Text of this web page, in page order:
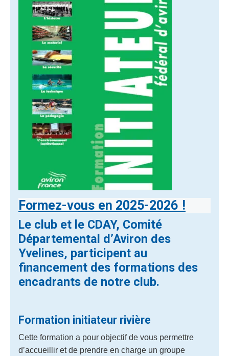
Formez-vous en 2025-2026 !
Le club et le CDAY, Comité
Départemental d’Aviron des
Yvelines, participent au
financement des formations des
encadrants de notre club.
Formation initiateur rivière
Cette formation a pour objectif de vous permettre
d’accueillir et de prendre en charge un groupe